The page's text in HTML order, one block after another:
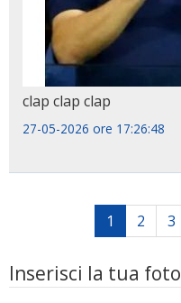
clap clap clap
27-05-2026 ore 17:26:48
1 2 3
Inserisci la tua foto